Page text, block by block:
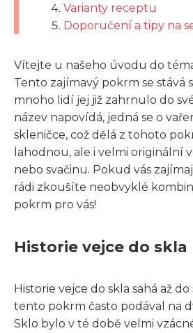
Varianty receptu
Doporučení a tipy na
Vítejte u našeho úvodu do
Tento zajímavý pokrm se stává
mnoho lidí jej již zahrnulo do
název napovídá, jedná se o
skleničce, což dělá z tohoto
lahodnou, ale i velmi originální
nebo svačinu. Pokud vás
rádi zkoušíte neobvyklé
pokrm pro vás!
Historie vejce do skla
Historie vejce do skla sahá až
tento pokrm často podával na
Sklo bylo v té době velmi